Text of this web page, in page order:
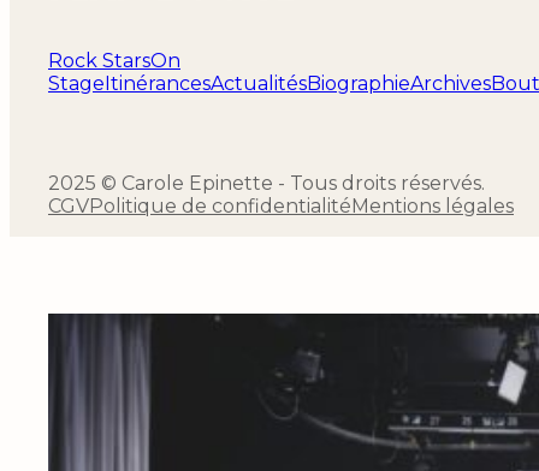
Rock StarsOn
Stage ItinérancesActualitésBiographieArchives
2025 © Carole Epinette - Tous droits réservés.
CGVPolitique de confidentialité Mentions légales